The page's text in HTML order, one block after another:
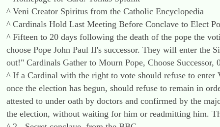
^ Veni Creator Spiritus from the Catholic Encyclopedia
^ Cardinals Hold Last Meeting Before Conclave to Elect
^ Fifteen to 20 days following the death of the pope the
choose Pope John Paul II's successor. They will enter
out!" Cardinals Gather to Mourn Pope, Choose Successor,
^ If a Cardinal with the right to vote should refuse to
once the election has begun, should refuse to remain in
attested to under oath by doctors and confirmed by the
the election, without waiting for him or readmitting him.